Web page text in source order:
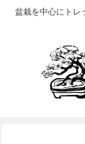
盆栽を中心にトレ